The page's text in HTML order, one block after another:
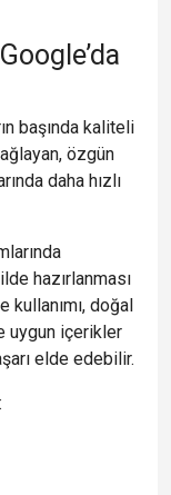
başında kaliteli
özgün
daha hızlı
hazırlanması
kullanımı, doğal
uygun içerikler
elde edebilir.